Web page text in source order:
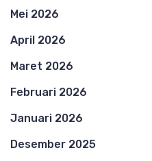
Mei 2026
April 2026
Maret 2026
Februari 2026
Januari 2026
Desember 2025